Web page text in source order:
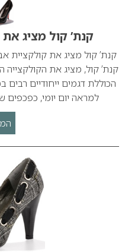
קנת’ קול מציג את
הכוללת דגמים ייחודיים רבים
למראה יום יומי, כפכפים